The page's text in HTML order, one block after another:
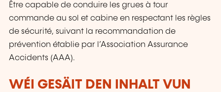
Être capable de conduire les grues à tour
commande au sol et cabine en respectant les règles
de sécurité, suivant la recommandation de
prévention établie par l’Association Assurance
Accidents (AAA).
WÉI GESÄIT DEN INHALT VUN